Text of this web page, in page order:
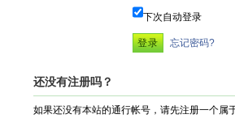
下次自动登录
忘记密码?
还没有注册吗？
如果还没有本站的通行帐号，请先注册一个属